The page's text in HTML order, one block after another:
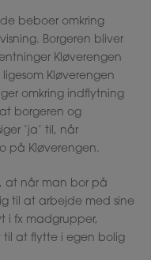
beboer omkring
Borgeren bliver
Kløverengen
Kløverengen
omkring indflytning
borgeren og
’ja’ til, når
på Kløverengen.
at når man bor på
til at arbejde med sine
i fx madgrupper,
til at flytte i egen bolig